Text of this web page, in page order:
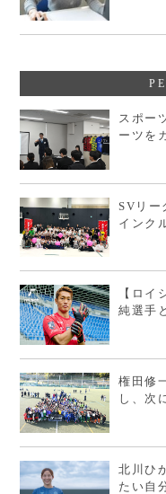
スポー
ーツを
SVリー
インク
【ロイ
純選手
権田修
し、次
北川ひ
たい自